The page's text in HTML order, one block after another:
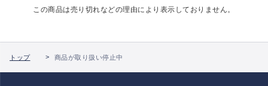
この商品は売り切れなどの理由により表示しておりません。
トップ 商品が取り扱い停止中